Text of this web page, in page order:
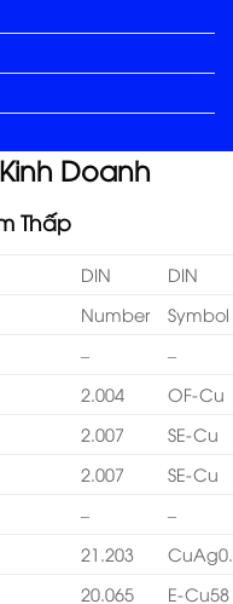
Doanh
Thấp
DIN
DIN
Number
Symbol
–
–
2.004
OF-Cu
2.007
SE-Cu
2.007
SE-Cu
–
–
21.203
20.065
E-Cu58